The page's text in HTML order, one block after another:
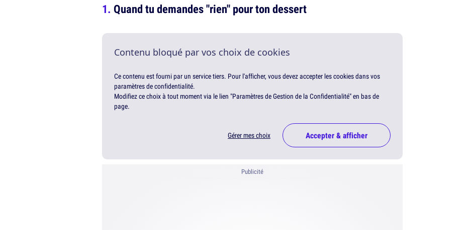
Quand tu demandes "rien" pour ton dessert
Contenu bloqué par vos choix de cookies
Ce contenu est fourni par un service tiers. Pour l'afficher, vous devez accepter les cookies dans vos
paramètres de confidentialité.
Modifiez ce choix à tout moment via le lien "Paramètres de Gestion de la Confidentialité" en bas de
page.
Gérer mes choix Accepter & afficher
Publicité